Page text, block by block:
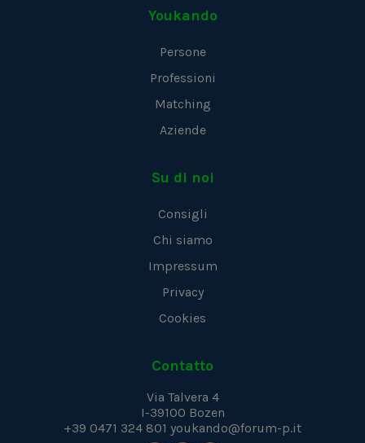
Youkando
Persone
Professioni
Matching
Aziende
Su di noi
Consigli
Chi siamo
Impressum
Privacy
Cookies
Contatto
Via Talvera 4
I-39100 Bozen
+39 0471 324 801 youkando@forum-p.it